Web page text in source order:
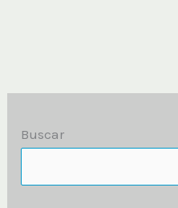
Buscar